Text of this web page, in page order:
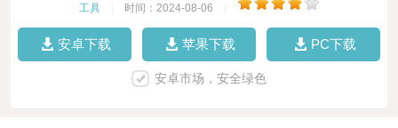
工具 时间：2024-08-06
安卓下载 苹果下载 PC下载
安卓市场，安全绿色